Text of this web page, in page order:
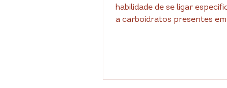
habilidade de se ligar
a carboidratos presentes em